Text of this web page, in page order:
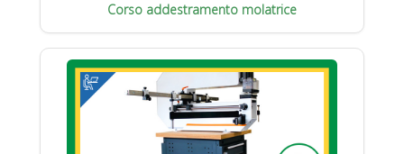
Corso addestramento molatrice